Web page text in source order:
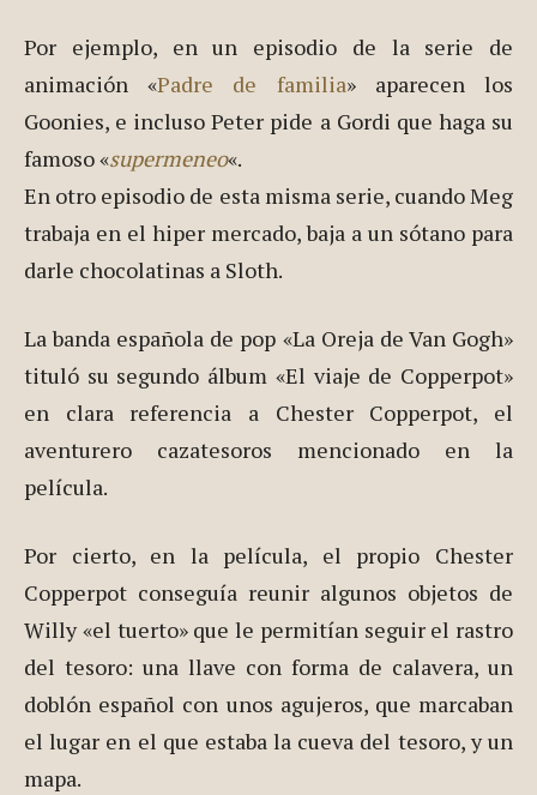
Por ejemplo, en un episodio de la serie de
animación «Padre de familia» aparecen los
Goonies, e incluso Peter pide a Gordi que haga su
famoso «supermeneo«.
En otro episodio de esta misma serie, cuando Meg
trabaja en el hiper mercado, baja a un sótano para
darle chocolatinas a Sloth.
La banda española de pop «La Oreja de Van Gogh»
tituló su segundo álbum «El viaje de Copperpot»
en clara referencia a Chester Copperpot, el
aventurero cazatesoros mencionado en la
película.
Por cierto, en la película, el propio Chester
Copperpot conseguía reunir algunos objetos de
Willy «el tuerto» que le permitían seguir el rastro
del tesoro: una llave con forma de calavera, un
doblón español con unos agujeros, que marcaban
el lugar en el que estaba la cueva del tesoro, y un
mapa.